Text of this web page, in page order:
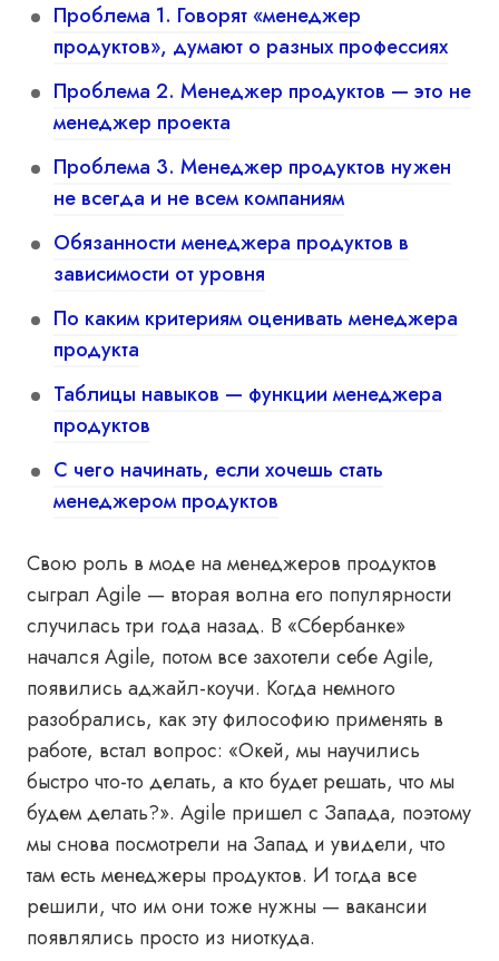
Проблема 1. Говорят «менеджер
продуктов», думают о разных профессиях
Проблема 2. Менеджер продуктов — это не
менеджер проекта
Проблема 3. Менеджер продуктов нужен
не всегда и не всем компаниям
Обязанности менеджера продуктов в
зависимости от уровня
По каким критериям оценивать менеджера
продукта
Таблицы навыков — функции менеджера
продуктов
С чего начинать, если хочешь стать
менеджером продуктов
Свою роль в моде на менеджеров продуктов
сыграл Agile — вторая волна его популярности
случилась три года назад. В «Сбербанке»
начался Agile, потом все захотели себе Agile,
появились аджайл-коучи. Когда немного
разобрались, как эту философию применять в
работе, встал вопрос: «Окей, мы научились
быстро что-то делать, а кто будет решать, что мы
будем делать?». Agile пришел с Запада, поэтому
мы снова посмотрели на Запад и увидели, что
там есть менеджеры продуктов. И тогда все
решили, что им они тоже нужны — вакансии
появлялись просто из ниоткуда.